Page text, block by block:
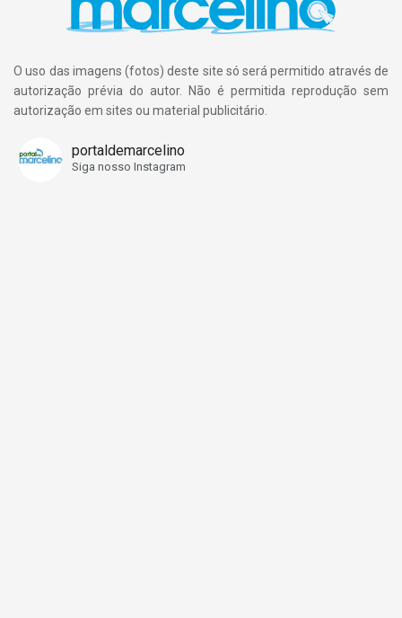
O uso das imagens (fotos) deste site só será permitido através de
autorização prévia do autor. Não é permitida reprodução sem
autorização em sites ou material publicitário.
portaldemarcelino
Siga nosso Instagram